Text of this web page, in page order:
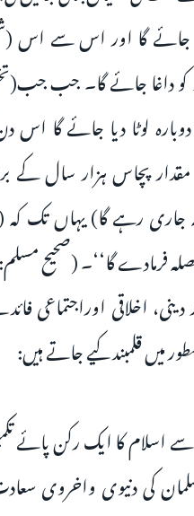
جائے گا اور اس سے
کو داغا جائے گا۔ جب
لوٹا دیا جائے گا
پچاس ہزار سال کے
جاری رہے گا) یہاں تک کہ
فرمادے گا‘‘۔ (صحیح مسلم:۹۸۷)
اخلاقی اوراجتماعی
میں قلمبند کیے جاتے ہیں:
سے اسلام کا ایک رکن پائے
کی دنیوی واخروی